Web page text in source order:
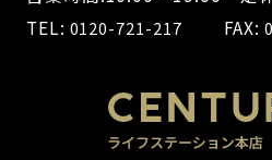
TEL: 0120-721-217 FAX: